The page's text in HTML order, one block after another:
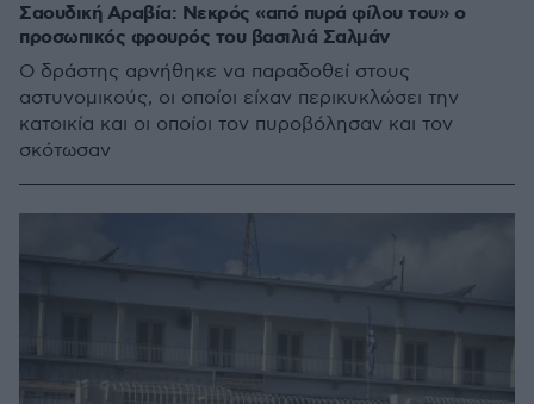
Σαουδική Αραβία: Νεκρός «από πυρά φίλου του» ο
προσωπικός φρουρός του βασιλιά Σαλμάν
Ο δράστης αρνήθηκε να παραδοθεί στους
αστυνομικούς, οι οποίοι είχαν περικυκλώσει την
κατοικία και οι οποίοι τον πυροβόλησαν και τον
σκότωσαν